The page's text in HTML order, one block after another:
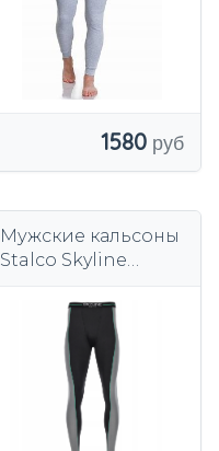
1580
Мужские кальсоны
Stalco Skyline